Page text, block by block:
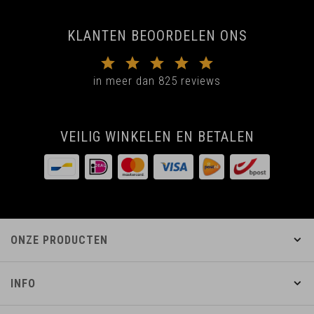
KLANTEN BEOORDELEN ONS
in meer dan 825 reviews
VEILIG WINKELEN EN BETALEN
ONZE PRODUCTEN
INFO